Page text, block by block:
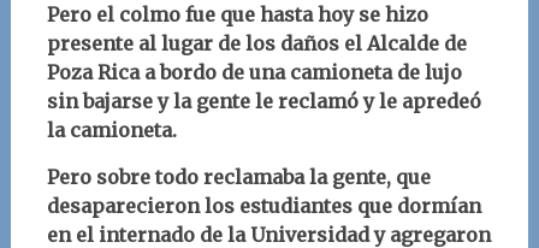
Pero el colmo fue que hasta hoy se hizo
presente al lugar de los daños el Alcalde de
Poza Rica a bordo de una camioneta de lujo
sin bajarse y la gente le reclamó y le apredeó
la camioneta.
Pero sobre todo reclamaba la gente, que
desaparecieron los estudiantes que dormían
en el internado de la Universidad y agregaron